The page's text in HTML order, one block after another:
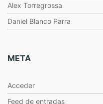
Alex Torregrossa
Daniel Blanco Parra
META
Acceder
Feed de entradas